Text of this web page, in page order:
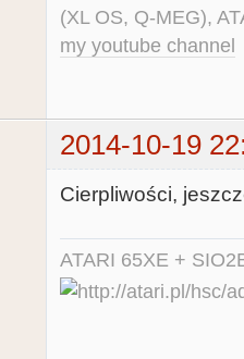
(XL OS, Q-MEG),
my youtube channel
2014-10-19
Cierpliwości,
ATARI 65XE +